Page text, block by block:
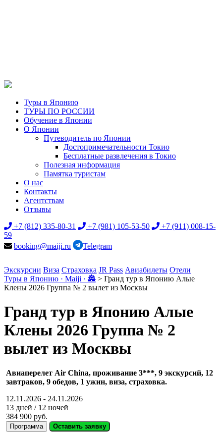
Туры в Японию
ТУРЫ ПО РОССИИ
Обучение в Японии
О Японии
Путеводитель по Японии
Достопримечательности Токио
Бесплатные развлечения в Токио
Полезная информация
Памятка туристам
О нас
Контакты
Агентствам
Отзывы
+7 (812) 335-80-31
+7 (981) 105-53-50
+7 (911) 008-15-
59
booking@maiji.ru
Telegram
Экскурсии Виза Страховка JR Pass Авиабилеты Отели
Туры в Японию · Maiji · 🏯 > Гранд тур в Японию Алые
Клены 2026 Группа № 2 вылет из Москвы
Гранд тур в Японию Алые
Клены 2026 Группа № 2
вылет из Москвы
Авиаперелет Air China, проживание 3***, 9 экскурсий, 12
завтраков, 9 обедов, 1 ужин, виза, страховка.
12.11.2026 - 24.11.2026
13 дней / 12 ночей
384 900 руб.
Программа Оставить заявку